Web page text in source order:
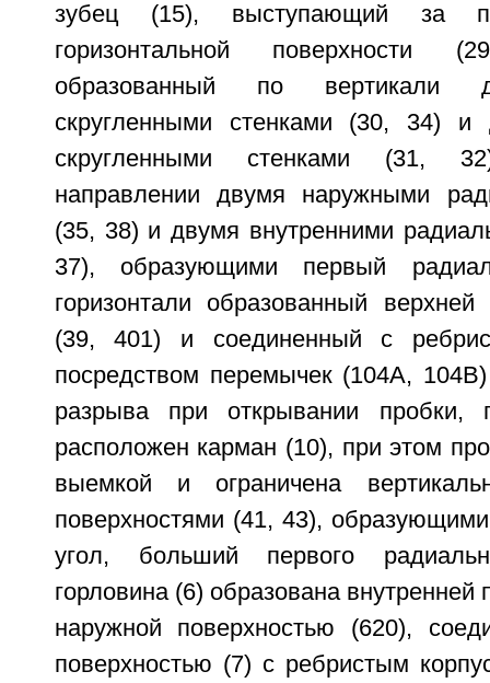
зубец (15), выступающий за
горизонтальной поверхности
образованный по вертикали
скругленными стенками (30, 34) и
скругленными стенками (31,
направлении двумя наружными
(35, 38) и двумя внутренними
37), образующими первый
горизонтали образованный
(39, 401) и соединенный с
посредством перемычек (104А,
разрыва при открывании пробки,
расположен карман (10), при этом
выемкой и ограничена
поверхностями (41, 43),
угол, больший первого
горловина (6) образована внутренней
наружной поверхностью (620),
поверхностью (7) с ребристым